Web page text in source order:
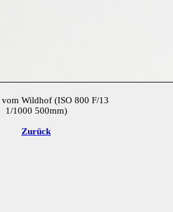
vom Wildhof (ISO 800 F/13
1/1000 500mm)
Zurück